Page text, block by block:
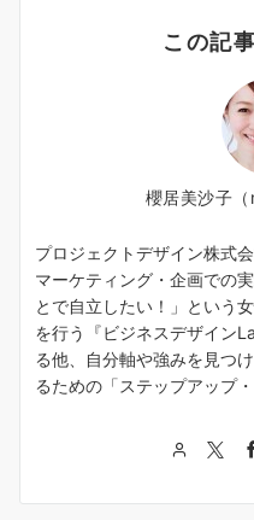
この記
櫻居美沙子
プロジェクトデザイン株式
マーケティング・企画での
とで自立したい！」という
を行う『ビジネスデザイン
る他、自分軸や強みを見つ
るための「ステップアップ